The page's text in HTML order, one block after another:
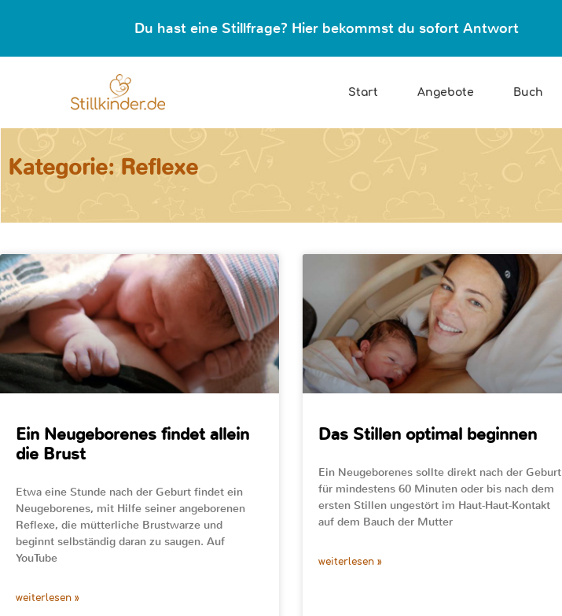
Du hast eine Stillfrage? Hier bekommst du sofort Antwort
Start Angebote Buch
Kategorie: Reflexe
Ein Neugeborenes findet allein
die Brust
Etwa eine Stunde nach der Geburt findet ein
Neugeborenes, mit Hilfe seiner angeborenen
Reflexe, die mütterliche Brustwarze und
beginnt selbständig daran zu saugen. Auf
YouTube
weiterlesen »
Das Stillen optimal beginnen
Ein Neugeborenes sollte direkt nach der Geburt
für mindestens 60 Minuten oder bis nach dem
ersten Stillen ungestört im Haut-Haut-Kontakt
auf dem Bauch der Mutter
weiterlesen »